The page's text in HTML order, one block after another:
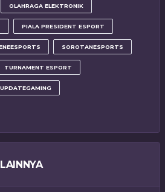
OLAHRAGA ELEKTRONIK
PIALA PRESIDENT ESPORT
SOROTANESPORTS
TURNAMENT ESPORT
UPDATEGAMING